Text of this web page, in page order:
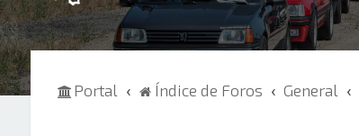
Portal Índice de Foros General